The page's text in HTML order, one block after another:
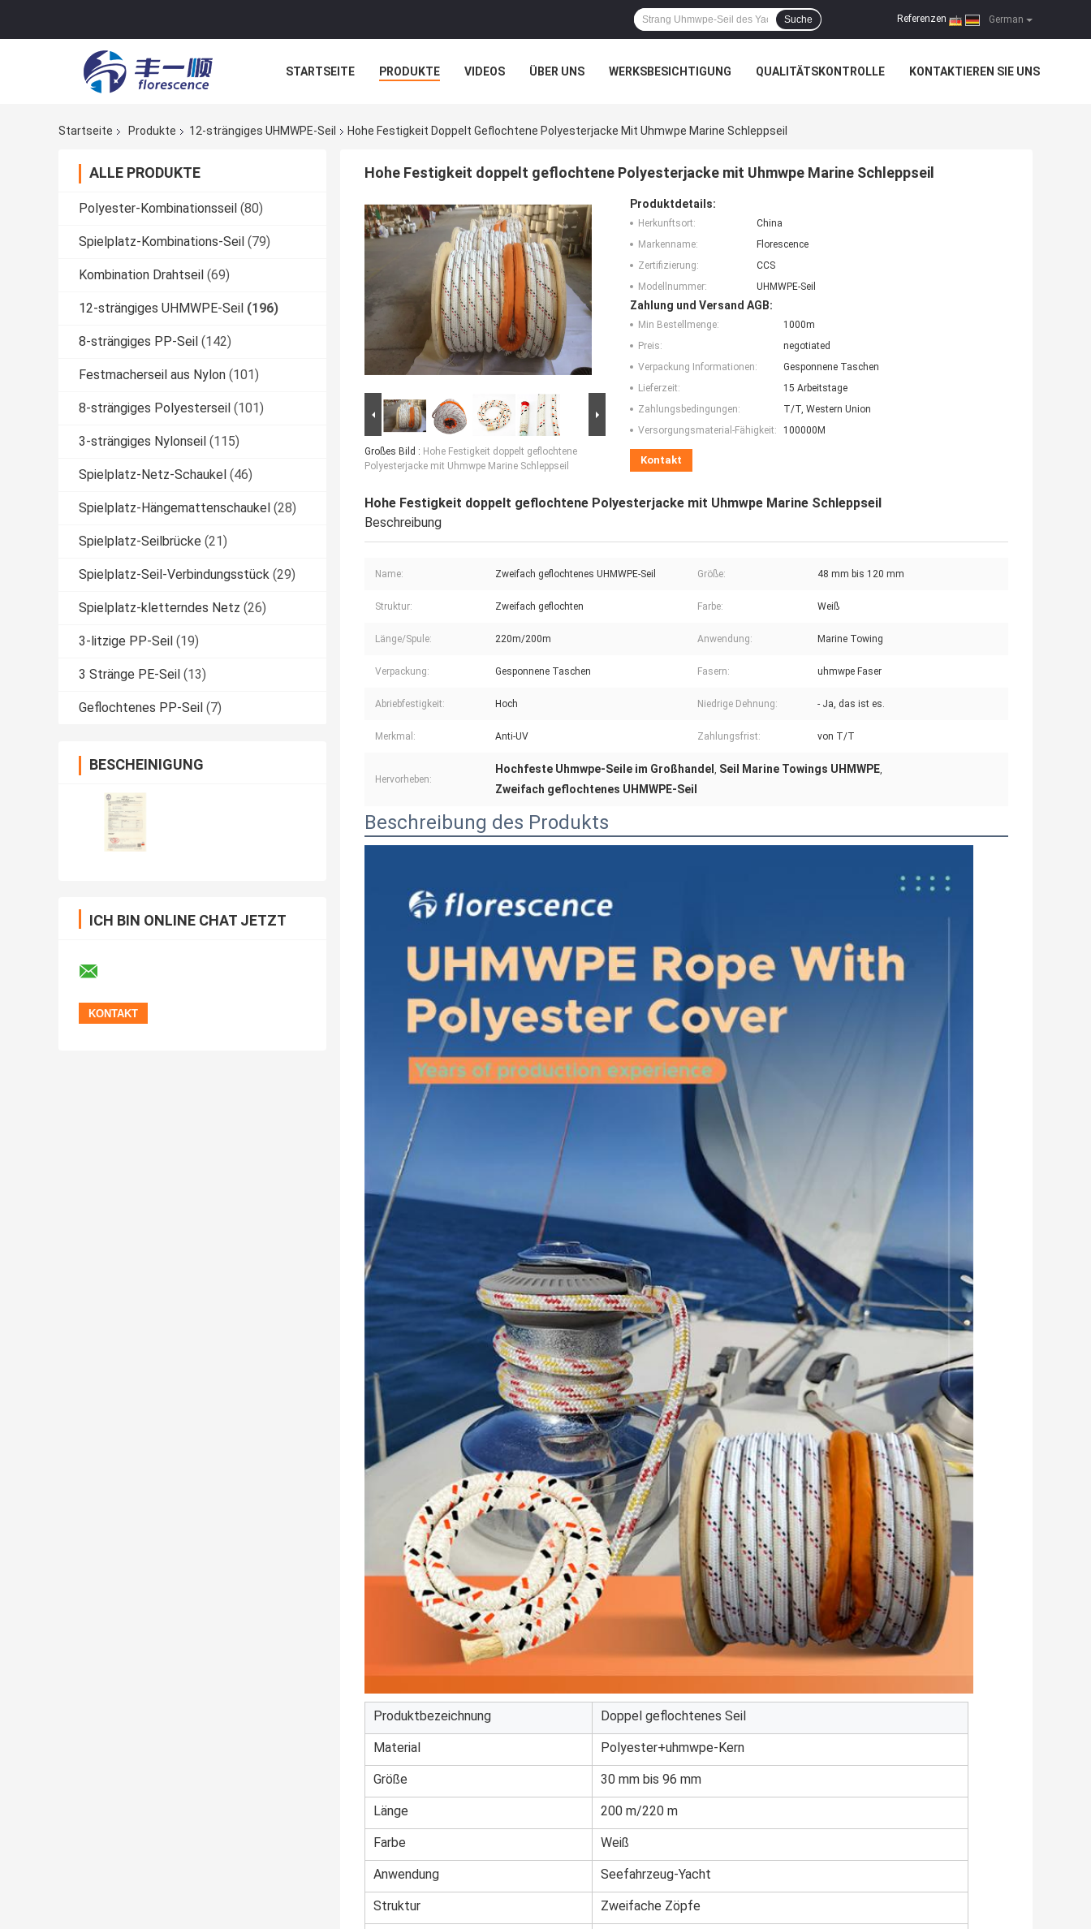
German
Referenzen |
Suche
STARTSEITE PRODUKTE VIDEOS ÜBER UNS WERKSBESICHTIGUNG QUALITÄTSKONTROLLE KONTAKTIEREN SIE UNS
Startseite
Produkte 12-strängiges UHMWPE-Seil Hohe Festigkeit Doppelt Geflochtene Polyesterjacke Mit Uhmwpe Marine Schleppseil
ALLE PRODUKTE
Polyester-Kombinationsseil (80)
Spielplatz-Kombinations-Seil (79)
Kombination Drahtseil (69)
12-strängiges UHMWPE-Seil (196)
8-strängiges PP-Seil (142)
Festmacherseil aus Nylon (101)
8-strängiges Polyesterseil (101)
3-strängiges Nylonseil (115)
Spielplatz-Netz-Schaukel (46)
Spielplatz-Hängemattenschaukel (28)
Spielplatz-Seilbrücke (21)
Spielplatz-Seil-Verbindungsstück (29)
Spielplatz-kletterndes Netz (26)
3-litzige PP-Seil (19)
3 Stränge PE-Seil (13)
Geflochtenes PP-Seil (7)
BESCHEINIGUNG
ICH BIN ONLINE CHAT JETZT
Hohe Festigkeit doppelt geflochtene Polyesterjacke mit Uhmwpe Marine Schleppseil
Großes Bild : Hohe Festigkeit doppelt geflochtene
Polyesterjacke mit Uhmwpe Marine Schleppseil
Produktdetails:
Herkunftsort:
China
Markenname:
Florescence
Zertifizierung:
CCS
Modellnummer:
UHMWPE-Seil
Zahlung und Versand AGB:
Min Bestellmenge:
1000m
Preis:
negotiated
Verpackung Informationen:
Gesponnene Taschen
Lieferzeit:
15 Arbeitstage
Zahlungsbedingungen:
T/T, Western Union
Versorgungsmaterial-Fähigkeit:
100000M
Kontakt
Hohe Festigkeit doppelt geflochtene Polyesterjacke mit Uhmwpe Marine Schleppseil
Beschreibung
Name: Zweifach geflochtenes UHMWPE-Seil Größe: 48 mm bis 120 mm
Struktur: Zweifach geflochten Farbe: Weiß
Länge/Spule: 220m/200m Anwendung: Marine Towing
Verpackung: Gesponnene Taschen Fasern: uhmwpe Faser
Abriebfestigkeit: Hoch Niedrige Dehnung: - Ja, das ist es.
Merkmal: Anti-UV Zahlungsfrist: von T/T
Hervorheben:
Hochfeste Uhmwpe-Seile im Großhandel , Seil Marine Towings UHMWPE,
Zweifach geflochtenes UHMWPE-Seil
Beschreibung des Produkts
Produktbezeichnung Doppel geflochtenes Seil
Material Polyester+uhmwpe-Kern
Größe 30 mm bis 96 mm
Länge 200 m/220 m
Farbe Weiß
Anwendung Seefahrzeug-Yacht
Struktur Zweifache Zöpfe